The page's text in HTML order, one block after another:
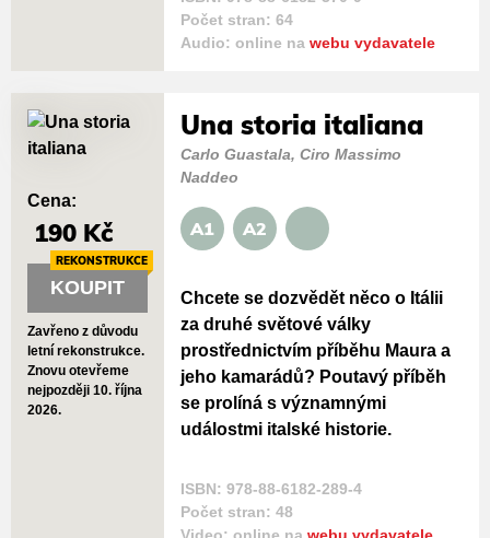
Počet stran: 64
Audio: online na webu vydavatele
Una storia italiana
Carlo Guastala, Ciro Massimo
Naddeo
A1 A2
Chcete se dozvědět něco o Itálii
za druhé světové války
prostřednictvím příběhu Maura a
jeho kamarádů? Poutavý příběh
se prolíná s významnými
událostmi italské historie.
ISBN: 978-88-6182-289-4
Počet stran: 48
Cena:
190 Kč
KOUPIT
REKONSTRUKCE
Zavřeno z důvodu
letní rekonstrukce.
Znovu otevřeme
nejpozději 10. října
2026.